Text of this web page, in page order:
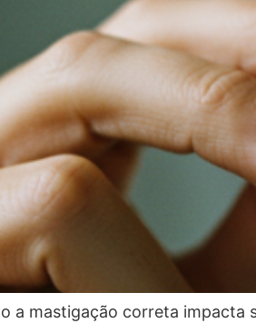
a mastigação correta impacta